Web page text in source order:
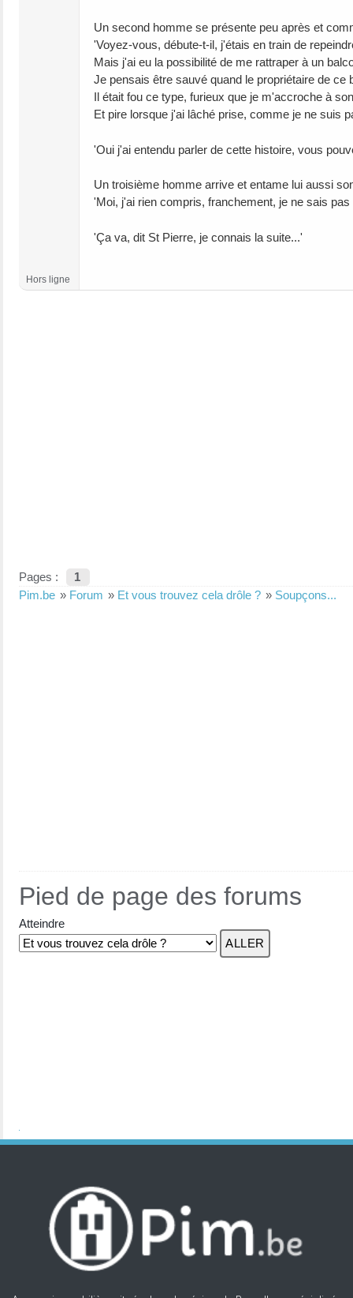
Un second homme se présente peu après et
'Voyez-vous, débute-t-il, j'étais en train de
Mais j'ai eu la possibilité de me rattraper à un
Je pensais être sauvé quand le propriétaire de
Il était fou ce type, furieux que je m'accroche à
Et pire lorsque j'ai lâché prise, comme je ne suis
'Oui j'ai entendu parler de cette histoire, vous
Un troisième homme arrive et entame lui aussi
'Moi, j'ai rien compris, franchement, je ne sais
'Ça va, dit St Pierre, je connais la suite...'
Hors ligne
Pages :
1
Pim.be » Forum » Et vous trouvez cela drôle ? » Soupçons...
Pied de page des forums
Atteindre